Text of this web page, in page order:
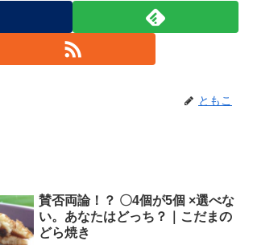
ともこ
賛否両論！？ 〇4個が5個 ×選べな
い。あなたはどっち？｜こだまの
どら焼き